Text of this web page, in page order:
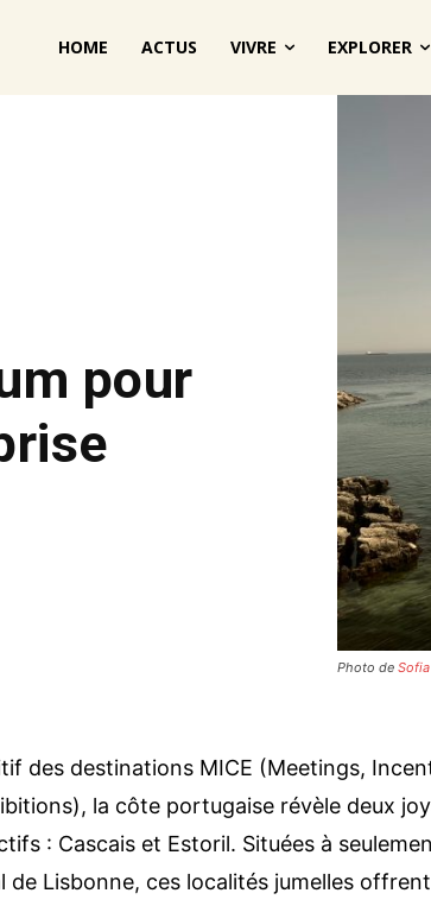
HOME ACTUS VIVRE EXPLORER
pour
Photo de
des destinations MICE (Meetings,
la côte portugaise révèle deux
: Cascais et Estoril. Situées à
de Lisbonne, ces localités jumelles